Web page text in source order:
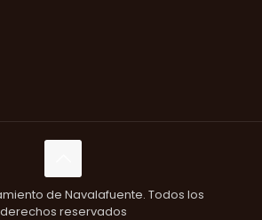
de Navalafuente. Todos los
derechos reservados